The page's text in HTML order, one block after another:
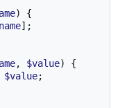
)
{
];
, $value)
{
$value;